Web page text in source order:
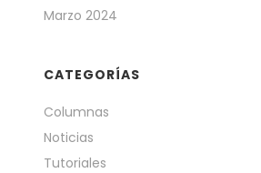
Marzo 2024
CATEGORÍAS
Columnas
Noticias
Tutoriales